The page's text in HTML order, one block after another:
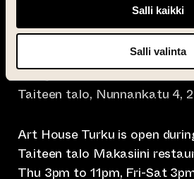
Salli kaikki
Salli valinta
info@taiteentalo.fi
Taiteen talo, Nunnankatu 4,
Art House Turku is open
Taiteen talo Makasiini
Thu 3pm to 11pm, Fri-Sat